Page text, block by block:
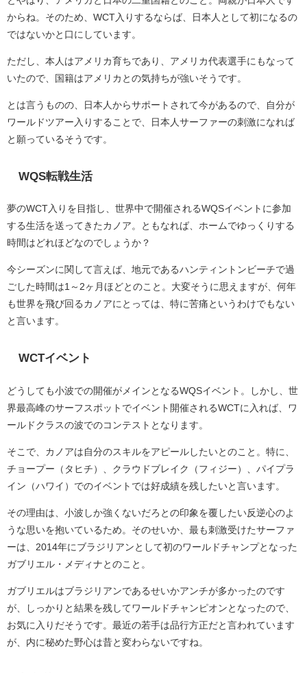
からね。そのため、WCT入りするならば、日本人として初になるの
ではないかと口にしています。
ただし、本人はアメリカ育ちであり、アメリカ代表選手にもなって
いたので、国籍はアメリカとの気持ちが強いそうです。
とは言うものの、日本人からサポートされて今があるので、自分が
ワールドツアー入りすることで、日本人サーファーの刺激になれば
と願っているそうです。
WQS転戦生活
夢のWCT入りを目指し、世界中で開催されるWQSイベントに参加
する生活を送ってきたカノア。ともなれば、ホームでゆっくりする
時間はどれほどなのでしょうか？
今シーズンに関して言えば、地元であるハンティントンビーチで過
ごした時間は1～2ヶ月ほどとのこと。大変そうに思えますが、何年
も世界を飛び回るカノアにとっては、特に苦痛というわけでもない
と言います。
WCTイベント
どうしても小波での開催がメインとなるWQSイベント。しかし、世
界最高峰のサーフスポットでイベント開催されるWCTに入れば、ワ
ールドクラスの波でのコンテストとなります。
そこで、カノアは自分のスキルをアピールしたいとのこと。特に、
チョープー（タヒチ）、クラウドブレイク（フィジー）、パイプラ
イン（ハワイ）でのイベントでは好成績を残したいと言います。
その理由は、小波しか強くないだろとの印象を覆したい反逆心のよ
うな思いを抱いているため。そのせいか、最も刺激受けたサーファ
ーは、2014年にブラジリアンとして初のワールドチャンプとなった
ガブリエル・メディナとのこと。
ガブリエルはブラジリアンであるせいかアンチが多かったのです
が、しっかりと結果を残してワールドチャンピオンとなったので、
お気に入りだそうです。最近の若手は品行方正だと言われています
が、内に秘めた野心は昔と変わらないですね。